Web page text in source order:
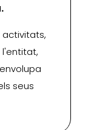
l'entitat,
seus